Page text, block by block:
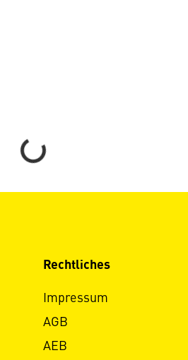
Loading...
Rechtliches
Impressum
AGB
AEB